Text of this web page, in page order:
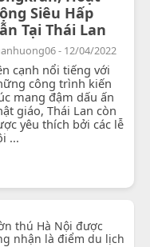
Siêu Hấp
Tại Thái Lan
- 12/04/2022
cạnh nổi tiếng với
công trình kiến
mang đậm dấu ấn
giáo, Thái Lan còn
yêu thích bởi các lễ
...
thú Hà Nội được
nhận là điểm du lịch